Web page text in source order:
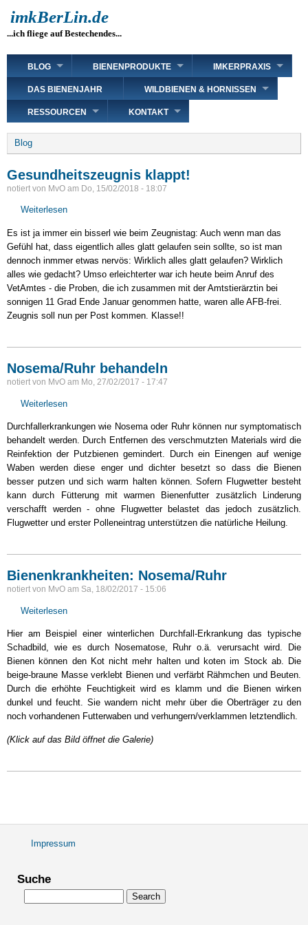
zum
Inhalt
imkBerLin.de
...ich fliege auf Bestechendes...
Main
navigation
BLOG BIENENPRODUKTE IMKERPRAXIS
DAS BIENENJAHR WILDBIENEN & HORNISSEN
RESSOURCEN KONTAKT
Breadcrumb
Blog
Gesundheitszeugnis klappt!
notiert von MvO am Do, 15/02/2018 - 18:07
Weiterlesen
klappt!
Es ist ja immer ein bisserl wie beim Zeugnistag: Auch wenn man das
Gefühl hat, dass eigentlich alles glatt gelaufen sein sollte, so ist man
dennoch inmmer etwas nervös: Wirklich alles glatt gelaufen? Wirklich
alles wie gedacht? Umso erleichterter war ich heute beim Anruf des
VetAmtes - die Proben, die ich zusammen mit der Amtstierärztin bei
sonnigen 11 Grad Ende Januar genommen hatte, waren alle AFB-frei.
Zeugnis soll nun per Post kommen. Klasse!!
Nosema/Ruhr behandeln
notiert von MvO am Mo, 27/02/2017 - 17:47
Weiterlesen
behandeln
Durchfallerkrankungen wie Nosema oder Ruhr können nur symptomatisch
behandelt werden. Durch Entfernen des verschmutzten Materials wird die
Reinfektion der Putzbienen gemindert. Durch ein Einengen auf wenige
Waben werden diese enger und dichter besetzt so dass die Bienen
besser putzen und sich warm halten können. Sofern Flugwetter besteht
kann durch Fütterung mit warmen Bienenfutter zusätzlich Linderung
verschafft werden - ohne Flugwetter belastet das jedoch zusätzlich.
Flugwetter und erster Polleneintrag unterstützen die natürliche Heilung.
Bienenkrankheiten: Nosema/Ruhr
notiert von MvO am Sa, 18/02/2017 - 15:06
Weiterlesen
Nosema/Ruhr
Hier am Beispiel einer winterlichen Durchfall-Erkrankung das typische
Schadbild, wie es durch Nosematose, Ruhr o.ä. verursacht wird. Die
Bienen können den Kot nicht mehr halten und koten im Stock ab. Die
beige-braune Masse verklebt Bienen und verfärbt Rähmchen und Beuten.
Durch die erhöhte Feuchtigkeit wird es klamm und die Bienen wirken
dunkel und feucht. Sie wandern nicht mehr über die Oberträger zu den
noch vorhandenen Futterwaben und verhungern/verklammen letztendlich.
(Klick auf das Bild öffnet die Galerie)
Fußbereichsmenü
Impressum
Suche